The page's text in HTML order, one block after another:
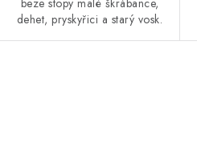
dehet, pryskyřici a starý vosk.